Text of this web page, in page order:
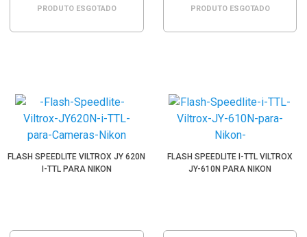
PRODUTO ESGOTADO PRODUTO ESGOTADO
FLASH SPEEDLITE VILTROX JY 620N
I-TTL PARA NIKON
FLASH SPEEDLITE I-TTL VILTROX
JY-610N PARA NIKON